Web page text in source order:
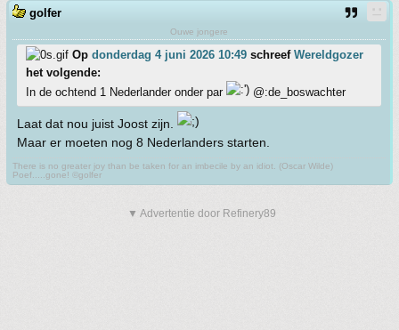
golfer
Ouwe jongere
Op donderdag 4 juni 2026 10:49 schreef Wereldgozer
het volgende:
In de ochtend 1 Nederlander onder par
@:de_boswachter
Laat dat nou juist Joost zijn.
Maar er moeten nog 8 Nederlanders starten.
There is no greater joy than be taken for an imbecile by an idiot. (Oscar Wilde)
Poef.....gone! ©golfer
▼ Advertentie door Refinery89